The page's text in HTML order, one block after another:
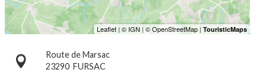
Route de Marsac
23290 FURSAC